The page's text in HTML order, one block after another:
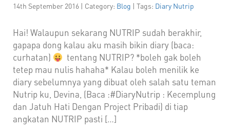
14th September 2016 | Category: Blog | Tags: Diary Nutrip
Hai! Walaupun sekarang NUTRIP sudah berakhir,
gapapa dong kalau aku masih bikin diary (baca:
curhatan)
tentang NUTRIP? *boleh gak boleh
tetep mau nulis hahaha* Kalau boleh menilik ke
diary sebelumnya yang dibuat oleh salah satu teman
Nutrip ku, Devina, (Baca :#DiaryNutrip : Kecemplung
dan Jatuh Hati Dengan Project Pribadi) di tiap
angkatan NUTRIP pasti […]